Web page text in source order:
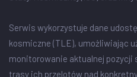
Serwis wykorzystuje dane
kosmiczne (TLE), umożliwiając
monitorowanie aktualnej pozycji
trasy ich przelotów nad